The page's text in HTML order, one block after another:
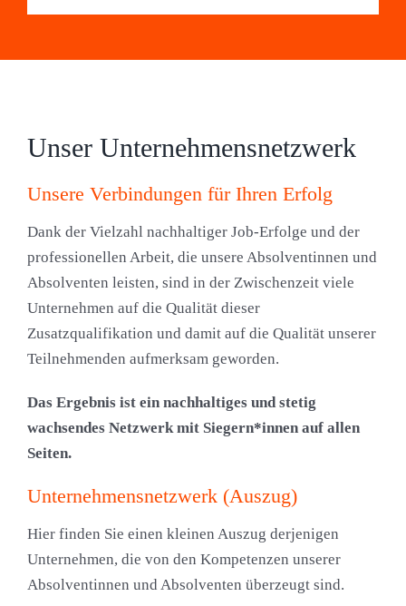
Unser Unternehmensnetzwerk
Unsere Verbindungen für Ihren Erfolg
Dank der Vielzahl nachhaltiger Job-Erfolge und der
professionellen Arbeit, die unsere Absolventinnen und
Absolventen leisten, sind in der Zwischenzeit viele
Unternehmen auf die Qualität dieser
Zusatzqualifikation und damit auf die Qualität unserer
Teilnehmenden aufmerksam geworden.
Das Ergebnis ist ein nachhaltiges und stetig
wachsendes Netzwerk mit Siegern*innen auf allen
Seiten.
Unternehmensnetzwerk (Auszug)
Hier finden Sie einen kleinen Auszug derjenigen
Unternehmen, die von den Kompetenzen unserer
Absolventinnen und Absolventen überzeugt sind.